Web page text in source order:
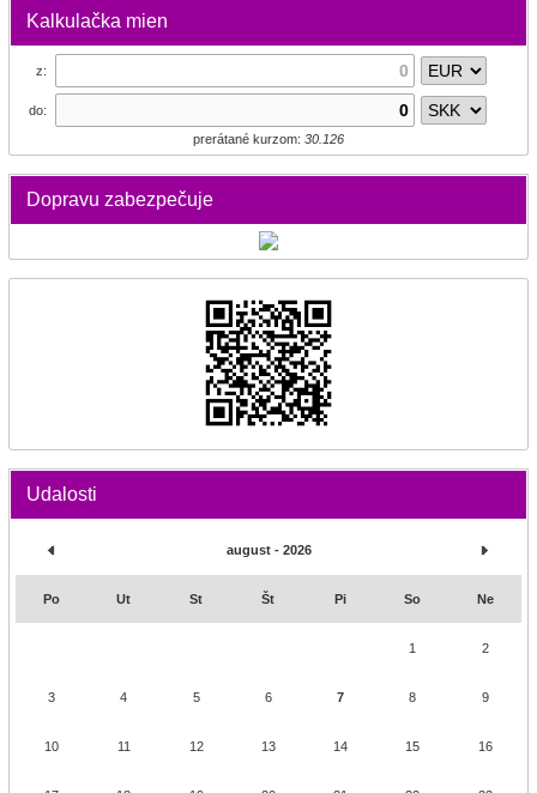
Kalkulačka mien
z:
do:
prerátané kurzom: 30.126
Dopravu zabezpečuje
Udalosti
august - 2026
Po Ut St Št Pi So Ne
1 2
3 4 5 6 7 8 9
10 11 12 13 14 15 16